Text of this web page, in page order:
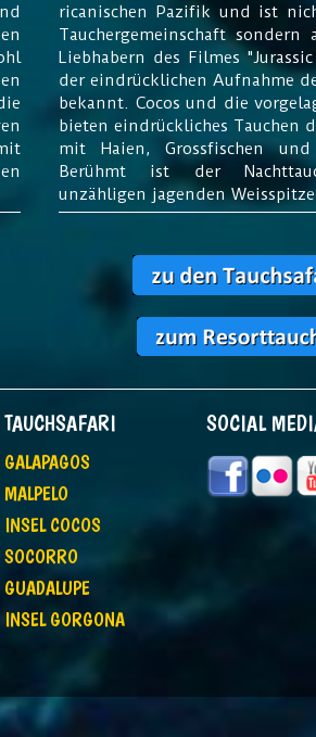
ricanischen Pazifik und ist
Tauchergemeinschaft sondern
Liebhabern des Filmes
der eindrücklichen Aufnahme
bekannt. Cocos und die
bieten eindrückliches Tauchen
mit Haien, Grossfischen und
Berühmt ist der
unzähligen jagenden
TAUCHSAFARI
GALAPAGOS
MALPELO
INSEL COCOS
SOCORRO
GUADALUPE
INSEL GORGONA
SOCIAL